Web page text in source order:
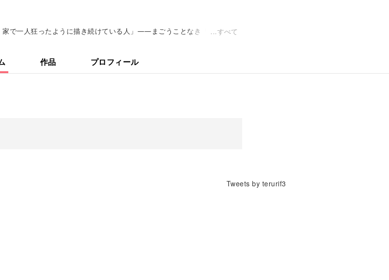
家で一人狂ったように描き続けている人」――まごうことなき「漫画家」
すべて
作品 プロフィール
Tweets by terurif3